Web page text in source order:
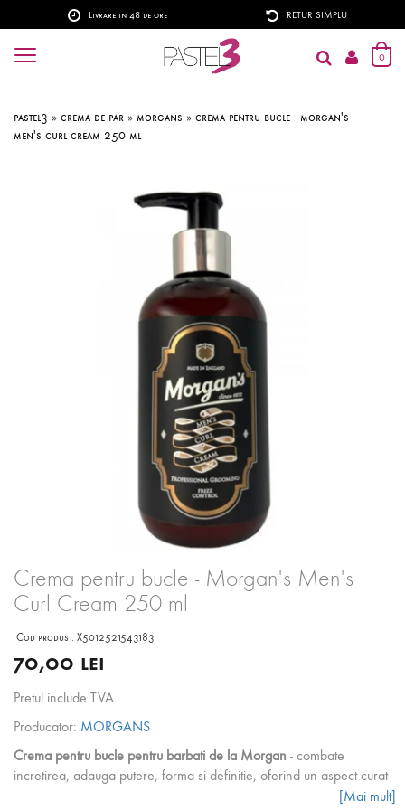
Livrare in 48 de ore RETUR SIMPLU
0
pastel3 » crema de par » morgans » crema pentru bucle - morgan's
men's curl cream 250 ml
Crema pentru bucle - Morgan's Men's
Curl Cream 250 ml
Cod produs : X5012521543183
70,00 lei
Pretul include TVA
Producator: MORGANS
Crema pentru bucle pentru barbati de la Morgan - combate
incretirea, adauga putere, forma si definitie, oferind un aspect curat
[Mai mult]